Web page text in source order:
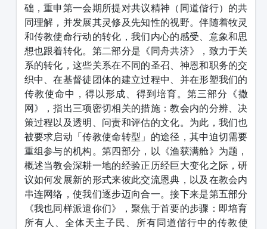
础，重申第一会期所提对共议精神（同道偕行）的共
同理解，并发展其灵修及先知性的视野。伴随着牧灵
和传教使命行动的转化，我们内心的感受、意象和思
想也跟着转化。第二部分是《同舟共济》，致力于关
系的转化，这些关系在不同的圣召、神恩和职务的交
织中、在基督徒团体的建立过程中、并在形塑我们的
传教使命中，得以形成、得到培育。第三部分《撒
网》，指出三项密切相关的措施：教会内的分辨、决
策过程以及透明、问责和评估的文化。为此，我们也
被要求启动「传教使命转型」的途径，其中迫切需要
重组参与的机构。第四部分，以《渔获满舱》为题，
概述当教会深耕一地的经验正历经巨大变化之际，研
议如何发展新的形式来彼此交流恩典，以及在教会内
串连网络，使我们逐步迈向合一。接下来是第五部分
《我也同样派遣你们》，聚焦于首要的步骤：即培育
所有人、全体天主子民、所有同道偕行中的传教使